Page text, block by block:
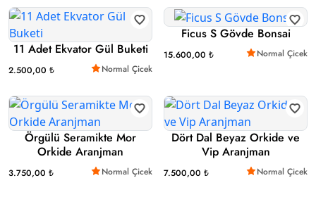
11 Adet Ekvator Gül Buketi
2.500,00 ₺ Normal Çicek
Ficus S Gövde Bonsai
15.600,00 ₺ Normal Çicek
Örgülü Seramikte Mor
Orkide Aranjman
3.750,00 ₺ Normal Çicek
Dört Dal Beyaz Orkide ve
Vip Aranjman
7.500,00 ₺ Normal Çicek